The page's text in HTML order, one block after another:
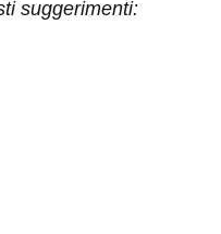
suggerimenti: